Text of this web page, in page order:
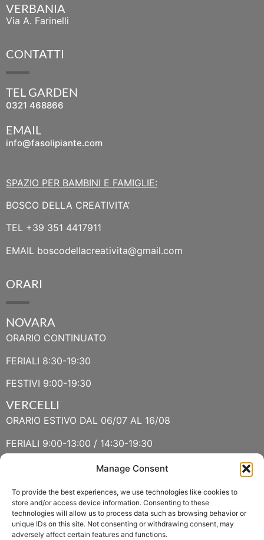
Manage Consent
To provide the best experiences, we use technologies like cookies to
store and/or access device information. Consenting to these
technologies will allow us to process data such as browsing behavior or
unique IDs on this site. Not consenting or withdrawing consent, may
adversely affect certain features and functions.
VERBANIA
Via A. Farinelli
CONTATTI
TEL GARDEN
0321 468866
EMAIL
info@fasolipiante.com
SPAZIO PER BAMBINI E FAMIGLIE:
BOSCO DELLA CREATIVITA’
TEL +39 351 4417911
EMAIL boscodellacreativita@gmail.com
ORARI
NOVARA
ORARIO CONTINUATO
FERIALI 8:30-19:30
FESTIVI 9:00-19:30
VERCELLI
ORARIO ESTIVO DAL 06/07 AL 16/08
FERIALI 9:00-13:00 / 14:30-19:30
FESTIVI 9:30-13:00 / 14:30-19:30
VERBANIA
ORARIO ESTIVO LUGLIO E AGOSTO
FERIALI 8:30-13:00 / 15:00-19:00